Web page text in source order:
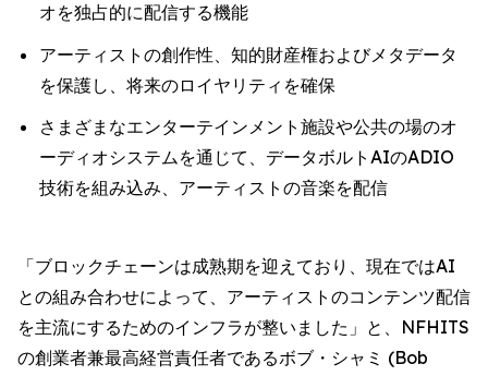
オを独占的に配信する機能
アーティストの創作性、知的財産権およびメタデータ
を保護し、将来のロイヤリティを確保
さまざまなエンターテインメント施設や公共の場のオ
ーディオシステムを通じて、データボルトAIのADIO
技術を組み込み、アーティストの音楽を配信
「ブロックチェーンは成熟期を迎えており、現在ではAI
との組み合わせによって、アーティストのコンテンツ配信
を主流にするためのインフラが整いました」と、NFHITS
の創業者兼最高経営責任者であるボブ・シャミ (Bob